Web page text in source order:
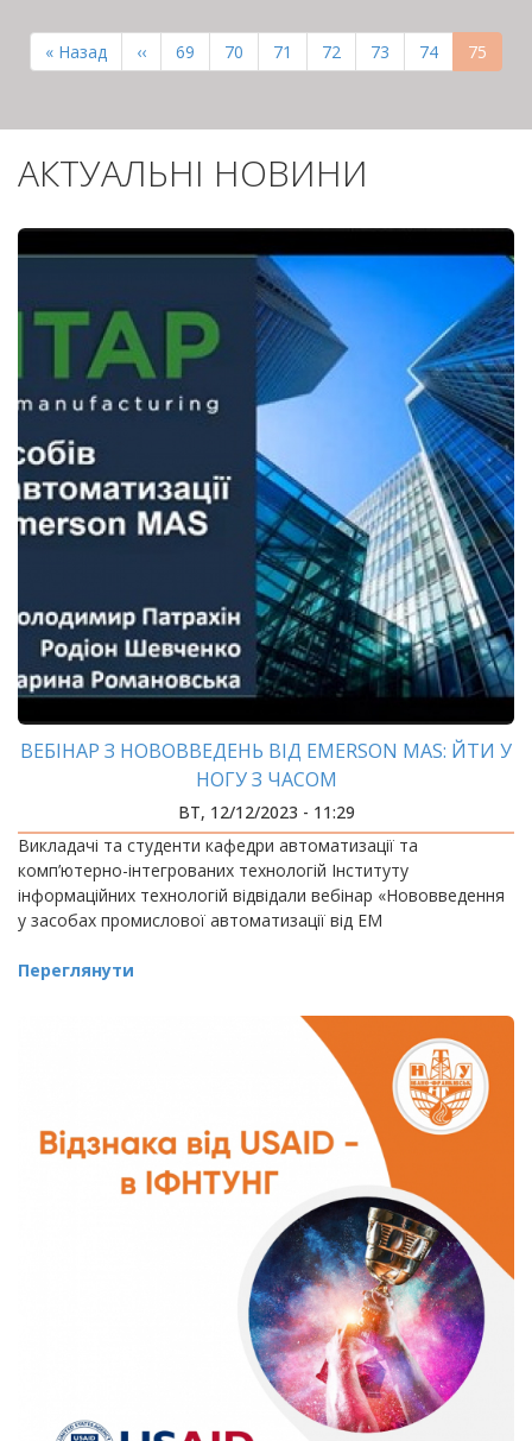
СТОРІНКИ
Перша
сторінка
« Назад
Попередня
сторінка
‹‹ Page
69 Page
70 Page
71 Page
72 Page
73 Page
74 75
АКТУАЛЬНІ НОВИНИ
ВЕБІНАР З НОВОВВЕДЕНЬ ВІД EMERSON MAS: ЙТИ У
НОГУ З ЧАСОМ
ВТ, 12/12/2023 - 11:29
Викладачі та студенти кафедри автоматизації та
комп’ютерно-інтегрованих технологій Інституту
інформаційних технологій відвідали вебінар «Нововведення
у засобах промислової автоматизації від EM
Переглянути